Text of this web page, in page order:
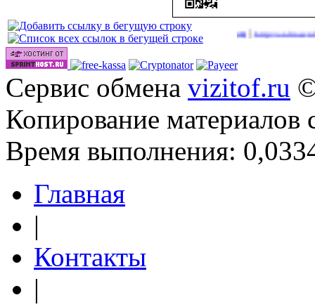
2026 году(41)|http://onlinevideos.cc/go/out.php http://onlinevideos.cc/
Сервис обмена vizitof.ru
Копирование материалов
Время выполнения:
Главная
|
Контакты
|